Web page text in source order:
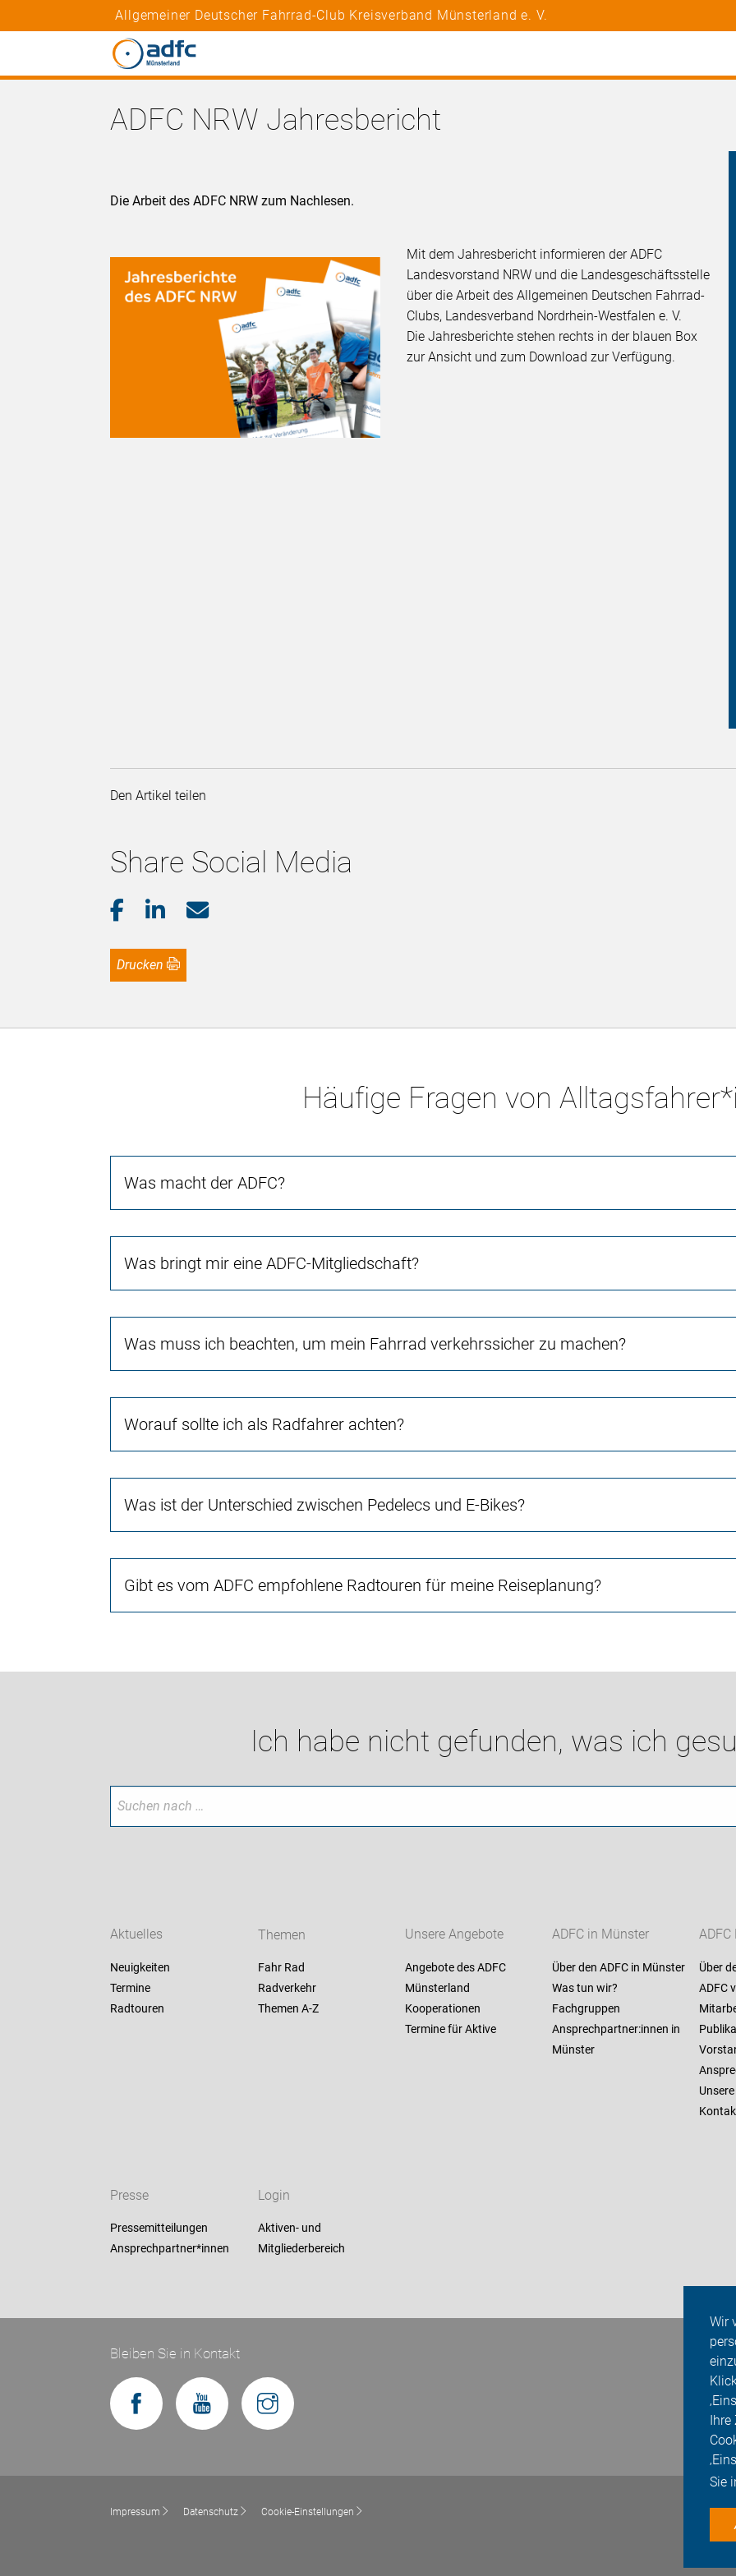
Wir
Ihre
Sie
Allgemeiner Deutscher Fahrrad-Club Kreisverband Münsterland e. V.
ADFC NRW Jahresbericht
Die Arbeit des ADFC NRW zum Nachlesen.
Mit dem Jahresbericht informieren der ADFC
Landesvorstand NRW und die Landesgeschäftsstelle
über die Arbeit des Allgemeinen Deutschen Fahrrad-
Clubs, Landesverband Nordrhein-Westfalen e. V.
Die Jahresberichte stehen rechts in der blauen Box
zur Ansicht und zum Download zur Verfügung.
Den Artikel teilen
Share Social Media
Drucken
Häufige Fragen von
Was macht der ADFC?
Was bringt mir eine ADFC-Mitgliedschaft?
Was muss ich beachten, um mein Fahrrad verkehrssicher zu machen?
Worauf sollte ich als Radfahrer achten?
Was ist der Unterschied zwischen Pedelecs und E-Bikes?
Gibt es vom ADFC empfohlene Radtouren für meine Reiseplanung?
Ich habe nicht gefunden, was ich
Aktuelles
Neuigkeiten
Termine
Radtouren
Themen
Fahr Rad
Radverkehr
Themen A-Z
Unsere Angebote
Angebote des ADFC
Münsterland
Kooperationen
Termine für Aktive
ADFC in Münster
Über den ADFC in Münster
Was tun wir?
Fachgruppen
Ansprechpartner:innen in
Münster
Über
ADFC
Presse
Pressemitteilungen
Ansprechpartner*innen
Login
Aktiven- und
Mitgliederbereich
Bleiben Sie in Kontakt
Impressum Datenschutz Cookie-Einstellungen